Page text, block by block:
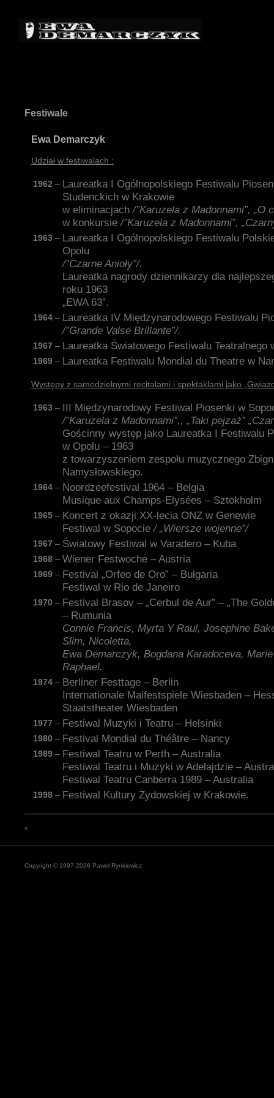
Festiwale
Ewa Demarczyk
Udział w festiwalach :
1962 – Laureatka I Ogólnopolskiego Festiwalu
Studenckich w Krakowie
w eliminacjach/”Karuzela z Madonnami”, „O
w konkursie/”Karuzela z Madonnami”,
1963 – Laureatka I Ogólnopolskiego Festiwalu
Opolu
/”Czarne Anioły”/.
Laureatka nagrody dziennikarzy dla
roku 1963
„EWA 63”.
1964 – Laureatka IV Międzynarodowego Festiwalu
/”Grande Valse Brillante”/.
1967 – Laureatka Światowego Festiwalu Teatralnego
1969 – Laureatka Festiwalu Mondial du Theatre w
Występy z samodzielnymi recitalami i spektaklami jako
1963 – III Międzynarodowy Festiwal Piosenki w
/”Karuzela z Madonnami”,, „Taki pejzaż”
Gościnny występ jako Laureatka I Festiwalu
w Opolu – 1963
z towarzyszeniem zespołu muzycznego
Namysłowskiego.
1964 – Noordzeefestival 1964 – Belgia
Musique aux Champs-Elysées – Sztokholm
1965 – Koncert z okazji XX-lecia ONZ w Genewie
Festiwal w Sopocie/ „Wiersze wojenne”/
1967 – Światowy Festiwal w Varadero – Kuba
1968 – Wiener Festwoche – Austria
1969 – Festival „Orfeo de Oro” – Bułgaria
Festiwal w Rio de Janeiro
1970 – Festival Brasov – „Cerbul de Aur” – „The
– Rumunia
Connie Francis, Myrta Y Raul, Josephine
Slim, Nicoletta,
Ewa Demarczyk, Bogdana Karadoceva,
Raphael.
1974 – Berliner Festtage – Berlin
Internationale Maifestspiele Wiesbaden –
Staatstheater Wiesbaden
1977 – Festiwal Muzyki i Teatru – Helsinki
1980 – Festival Mondial du Théâtre – Nancy
1989 – Festiwal Teatru w Perth – Australia
Festiwal Teatru i Muzyki w Adelajdzie –
Festiwal Teatru Canberra 1989 – Australia
1998 – Festiwal Kultury Żydowskiej w Krakowie.
*
Copyright © 1997-2026 Paweł Rynkiewicz